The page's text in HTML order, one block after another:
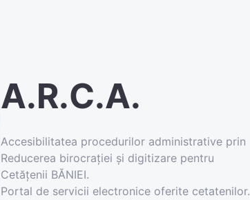
A.R.C.A.
Accesibilitatea procedurilor administrative prin
Reducerea birocraţiei şi digitizare pentru
Cetăţenii BĂNIEI.
Portal de servicii electronice oferite cetatenilor.